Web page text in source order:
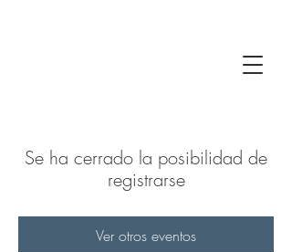
Se ha cerrado la posibilidad de
registrarse
Ver otros eventos